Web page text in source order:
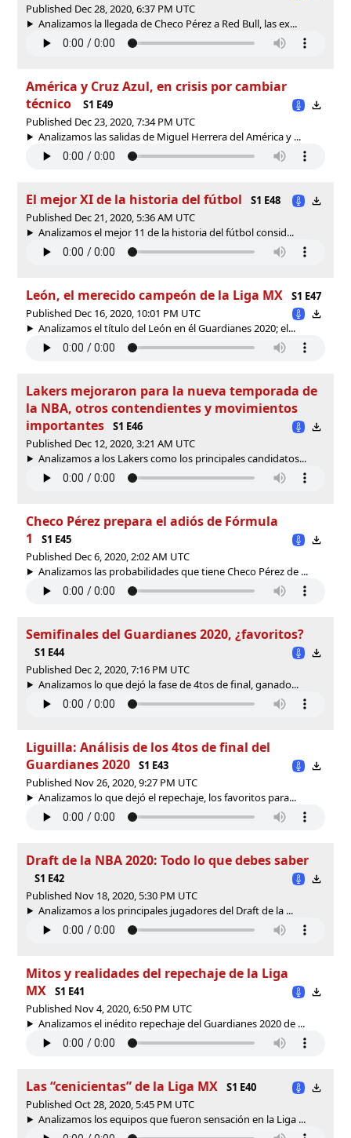
Published Dec 28, 2020, 6:37 PM UTC
Analizamos la llegada de Checo Pérez a Red Bull, las ex...
América y Cruz Azul, en crisis por cambiar
técnico
S1 E49
Published Dec 23, 2020, 7:34 PM UTC
Analizamos las salidas de Miguel Herrera del América y ...
El mejor XI de la historia del fútbol
S1 E48
Published Dec 21, 2020, 5:36 AM UTC
Analizamos el mejor 11 de la historia del fútbol consid...
León, el merecido campeón de la Liga MX
S1 E47
Published Dec 16, 2020, 10:01 PM UTC
Analizamos el título del León en él Guardianes 2020; el...
Lakers mejoraron para la nueva temporada de
la NBA, otros contendientes y movimientos
importantes
S1 E46
Published Dec 12, 2020, 3:21 AM UTC
Analizamos a los Lakers como los principales candidatos...
Checo Pérez prepara el adiós de Fórmula
1
S1 E45
Published Dec 6, 2020, 2:02 AM UTC
Analizamos las probabilidades que tiene Checo Pérez de ...
Semifinales del Guardianes 2020, ¿favoritos?
S1 E44
Published Dec 2, 2020, 7:16 PM UTC
Analizamos lo que dejó la fase de 4tos de final, ganado...
Liguilla: Análisis de los 4tos de final del
Guardianes 2020
S1 E43
Published Nov 26, 2020, 9:27 PM UTC
Analizamos lo que dejó el repechaje, los favoritos para...
Draft de la NBA 2020: Todo lo que debes saber
S1 E42
Published Nov 18, 2020, 5:30 PM UTC
Analizamos a los principales jugadores del Draft de la ...
Mitos y realidades del repechaje de la Liga
MX
S1 E41
Published Nov 4, 2020, 6:50 PM UTC
Analizamos el inédito repechaje del Guardianes 2020 de ...
Las “cenicientas” de la Liga MX
S1 E40
Published Oct 28, 2020, 5:45 PM UTC
Analizamos los equipos que fueron sensación en la Liga ...